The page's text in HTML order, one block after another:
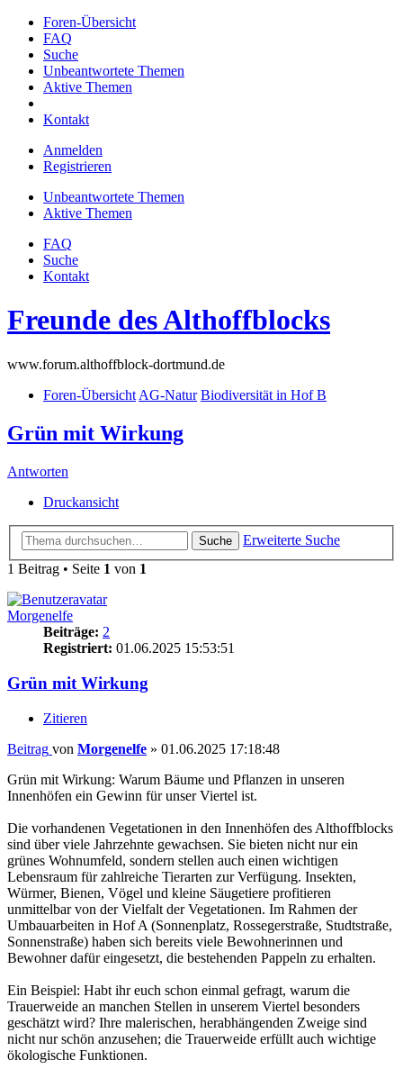
Foren-Übersicht
FAQ
Suche
Unbeantwortete Themen
Aktive Themen
Kontakt
Anmelden
Registrieren
Unbeantwortete Themen
Aktive Themen
FAQ
Suche
Kontakt
Freunde des Althoffblocks
www.forum.althoffblock-dortmund.de
Foren-Übersicht AG-Natur Biodiversität in Hof B
Grün mit Wirkung
Antworten
Druckansicht
Suche
Erweiterte Suche
1 Beitrag • Seite 1 von 1
Morgenelfe
Beiträge: 2
Registriert: 01.06.2025 15:53:51
Grün mit Wirkung
Zitieren
Beitrag von Morgenelfe » 01.06.2025 17:18:48
Grün mit Wirkung: Warum Bäume und Pflanzen in unseren
Innenhöfen ein Gewinn für unser Viertel ist.
Die vorhandenen Vegetationen in den Innenhöfen des Althoffblocks
sind über viele Jahrzehnte gewachsen. Sie bieten nicht nur ein
grünes Wohnumfeld, sondern stellen auch einen wichtigen
Lebensraum für zahlreiche Tierarten zur Verfügung. Insekten,
Würmer, Bienen, Vögel und kleine Säugetiere profitieren
unmittelbar von der Vielfalt der Vegetationen. Im Rahmen der
Umbauarbeiten in Hof A (Sonnenplatz, Rossegerstraße, Studtstraße,
Sonnenstraße) haben sich bereits viele Bewohnerinnen und
Bewohner dafür eingesetzt, die bestehenden Pappeln zu erhalten.
Ein Beispiel: Habt ihr euch schon einmal gefragt, warum die
Trauerweide an manchen Stellen in unserem Viertel besonders
geschätzt wird? Ihre malerischen, herabhängenden Zweige sind
nicht nur schön anzusehen; die Trauerweide erfüllt auch wichtige
ökologische Funktionen.